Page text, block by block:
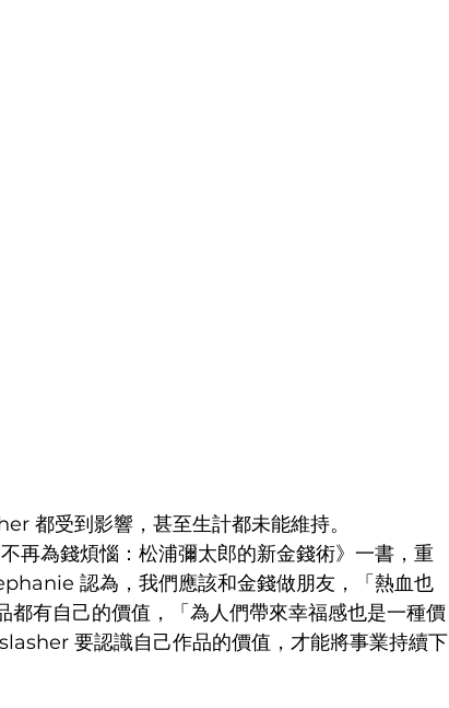
都受到影響，甚至生計都未能維持。
再為錢煩惱：松浦彌太郎的新金錢術》一書，重
認為，我們應該和金錢做朋友，「熱血也
都有自己的價值，「為人們帶來幸福感也是一種價
要認識自己作品的價值，才能將事業持續下